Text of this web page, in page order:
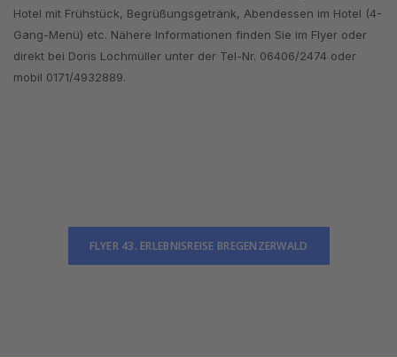
Hotel mit Frühstück, Begrüßungsgetränk, Abendessen im Hotel (4-
Gang-Menü) etc. Nähere Informationen finden Sie im Flyer oder
direkt bei Doris Lochmüller unter der Tel-Nr. 06406/2474 oder
mobil 0171/4932889.
FLYER 43. ERLEBNISREISE BREGENZERWALD